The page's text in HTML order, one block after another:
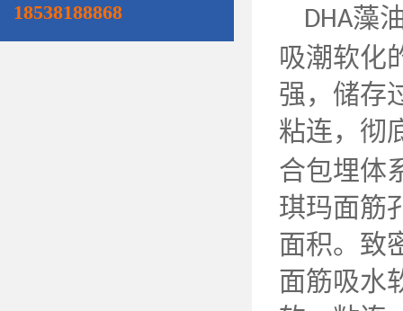
18538188868 DHA藻
吸潮软化
强，储存
粘连，彻
合包埋体
琪玛面筋
面积。致
面筋吸水